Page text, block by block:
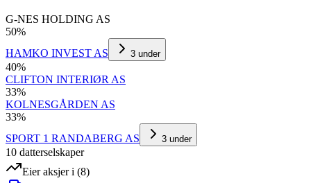
G-NES HOLDING AS
50%
HAMKO INVEST AS
3 under
40%
CLIFTON INTERIØR AS
33%
KOLNESGÅRDEN AS
33%
SPORT 1 RANDABERG AS
3 under
10 datterselskaper
Eier aksjer i (8)